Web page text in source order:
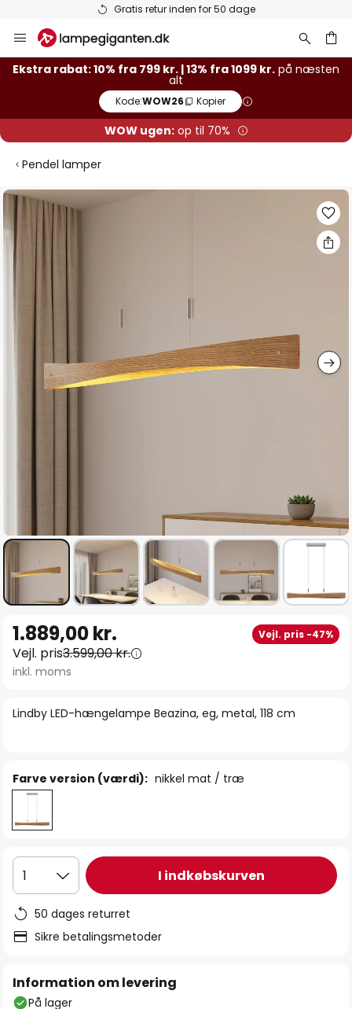
Gratis retur inden for 50 dage
to
Content
Ekstra rabat: 10% fra 799 kr. | 13% fra 1099 kr. på næsten
alt
Kode:WOW26 Kopier
WOW ugen:op til 70%
Pendel lamper
Gå
til
slutningen
af
billedgalleriet
starten
af
Lindby LED-hængelampe Beazina, eg, metal, 118 cm
1.889,00 kr. Vejl. pris -47%
Vejl. pris3.599,00 kr.
inkl. moms
Farve version (værdi): nikkel mat / træ
1 I indkøbskurven
50 dages returret
Sikre betalingsmetoder
Information om levering
På lager